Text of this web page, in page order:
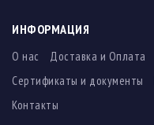
ИНФОРМАЦИЯ
О нас Доставка и Оплата
Сертификаты и документы
Контакты